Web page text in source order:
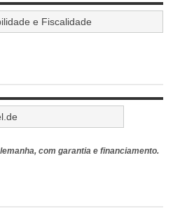
com garantia e financiamento.